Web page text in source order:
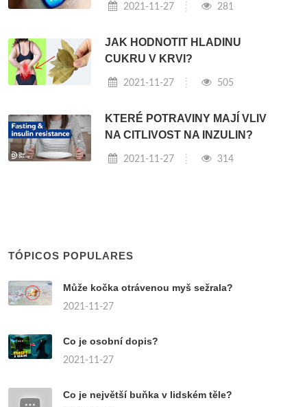
2021-11-27 281
JAK HODNOTIT HLADINU
CUKRU V KRVI?
2021-11-27 505
KTERÉ POTRAVINY MAJÍ VLIV
NA CITLIVOST NA INZULIN?
2021-11-27 314
TÓPICOS POPULARES
Může kočka otrávenou myš sežrala?
2021-11-27
Co je osobní dopis?
2021-11-27
Co je největší buňka v lidském těle?